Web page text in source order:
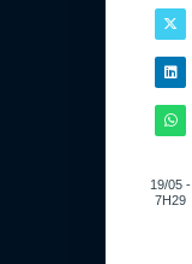
19/05 -
7H29